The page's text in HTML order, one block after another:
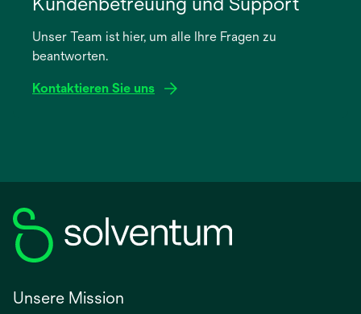
neuen
Registerkarte
Unser Team ist hier, um alle Ihre Fragen zu
beantworten.
Kontaktieren Sie uns
Unsere Mission